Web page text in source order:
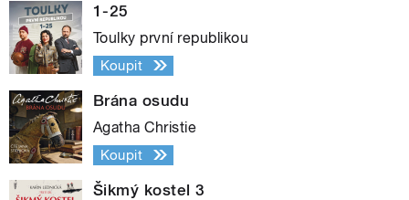
1-25
Toulky první republikou
Koupit
Brána osudu
Agatha Christie
Koupit
Šikmý kostel 3